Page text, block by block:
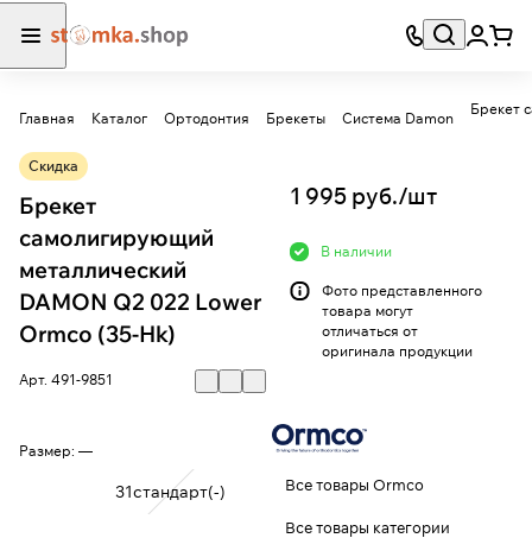
Главная Каталог Ортодонтия Брекеты Система Damon
Брекет
Скидка
Брекет
самолигирующий
металлический
DAMON Q2 022 Lower
Ormco (35-Hk)
Арт. 491-9851
Размер: —
31стандарт(-)
1 995 руб./шт
В наличии
Фото представленного
товара могут
отличаться от
оригинала продукции
Все товары Ormco
Все товары категории